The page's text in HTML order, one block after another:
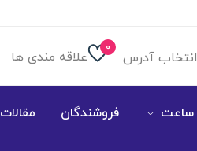
انتخاب آدرس
0
علاقه مندی ها
ساعت فروشندگان مقالات